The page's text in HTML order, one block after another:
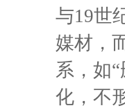
与19世
媒材，
系，如
化，不